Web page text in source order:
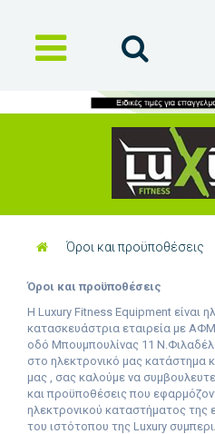
Όροι και προϋποθέσεις
Όροι και προϋποθέσεις
Η L uxury Fitness Equipment είναι
κατασκευάστρια εταιρεία με
οδό Μπουμπουλίνας 11
στο ηλεκτρονικό μας κατάστημα
μας , σας καλούμε να
και προϋποθέσεις που
ηλεκτρονικού καταστήματος της
του ιστότοπου της L uxury